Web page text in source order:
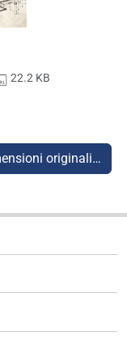
22.2 KB
originali…